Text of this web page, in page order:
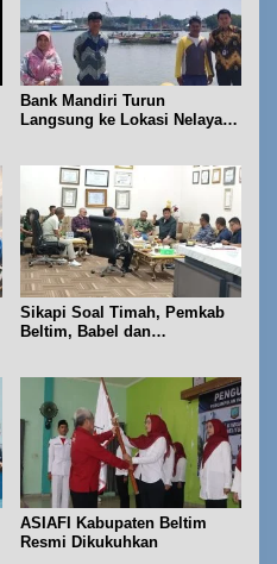
Bank Mandiri Turun
Langsung ke Lokasi Nelayan
Sikapi Soal Timah, Pemkab
Beltim, Babel dan
ASIAFI Kabupaten Beltim
Resmi Dikukuhkan